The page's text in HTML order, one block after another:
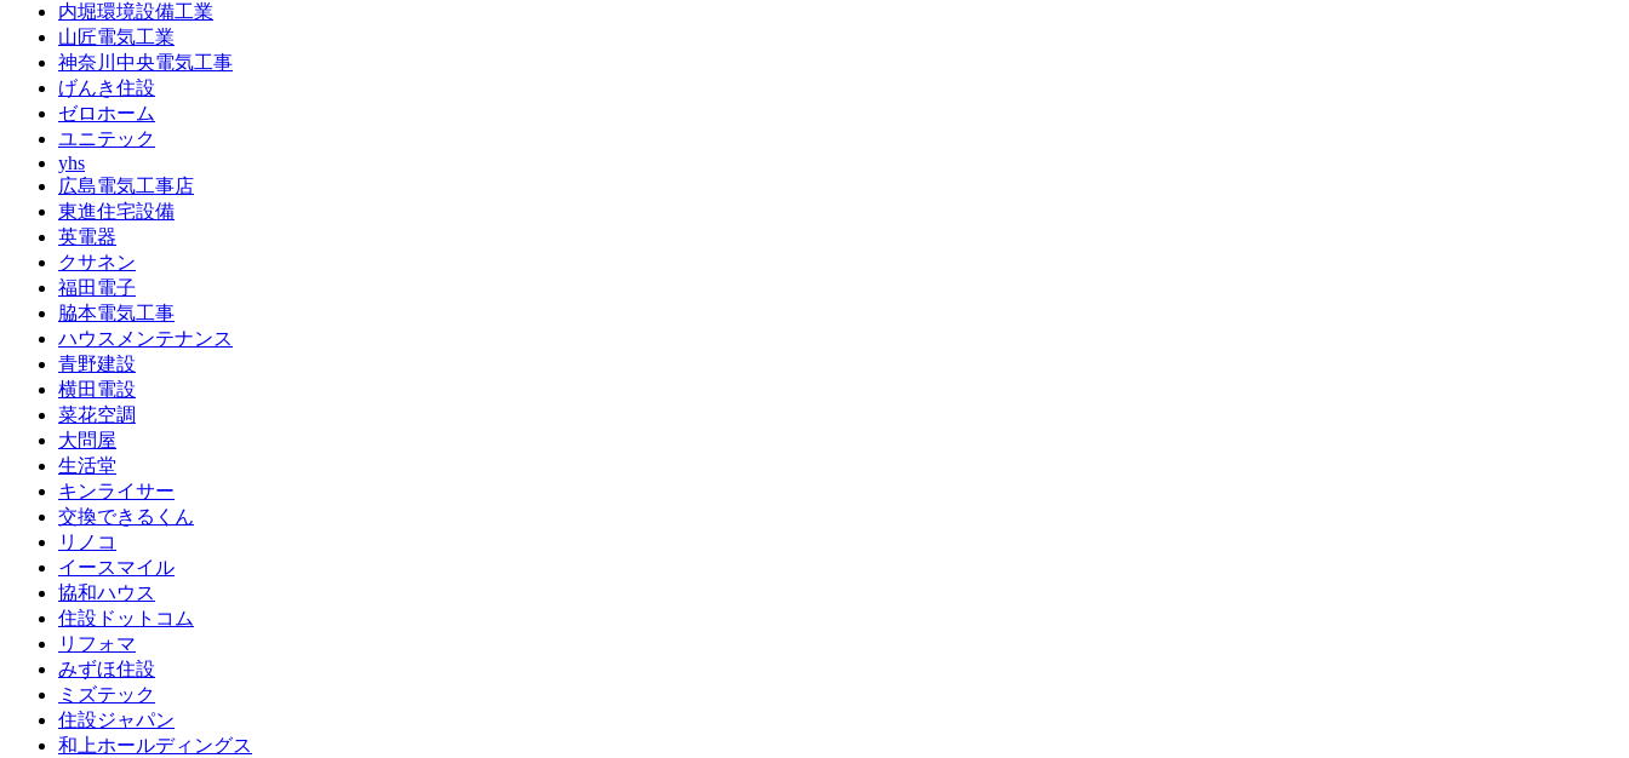
内堀環境設備工業
山匠電気工業
神奈川中央電気工事
げんき住設
ゼロホーム
ユニテック
yhs
広島電気工事店
東進住宅設備
英電器
クサネン
福田電子
脇本電気工事
ハウスメンテナンス
青野建設
横田電設
菜花空調
大問屋
生活堂
キンライサー
交換できるくん
リノコ
イースマイル
協和ハウス
住設ドットコム
リフォマ
みずほ住設
ミズテック
住設ジャパン
和上ホールディングス